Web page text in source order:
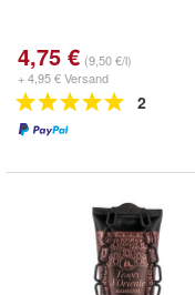
4,75 € (9,50 €/l)
+ 4,95 € Versand
2